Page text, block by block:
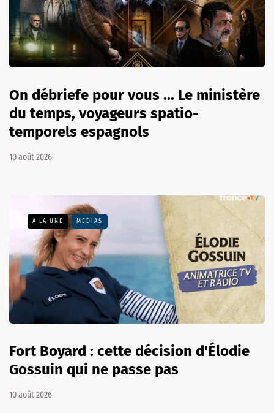
On débriefe pour vous ... Le ministère
du temps, voyageurs spatio-
temporels espagnols
10 août 2026
A LA UNE MÉDIAS
Fort Boyard : cette décision d'Élodie
Gossuin qui ne passe pas
10 août 2026